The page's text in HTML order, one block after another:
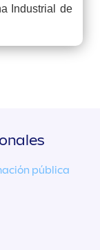
Industrial de
pública